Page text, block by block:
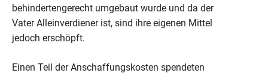
behindertengerecht umgebaut wurde und da der
Vater Alleinverdiener ist, sind ihre eigenen Mittel
jedoch erschöpft.
Einen Teil der Anschaffungskosten spendeten